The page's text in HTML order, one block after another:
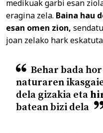
medikuak garbi esan
eragina zela. Baina hau
esan omen zion,
joan zelako hark
Behar bada
naturaren
dela gizakia eta
batean bizi dela